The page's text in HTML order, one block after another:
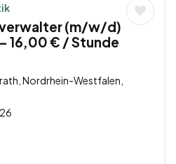
(m/w/d)
16,00 € / Stunde
Nordrhein-Westfalen,